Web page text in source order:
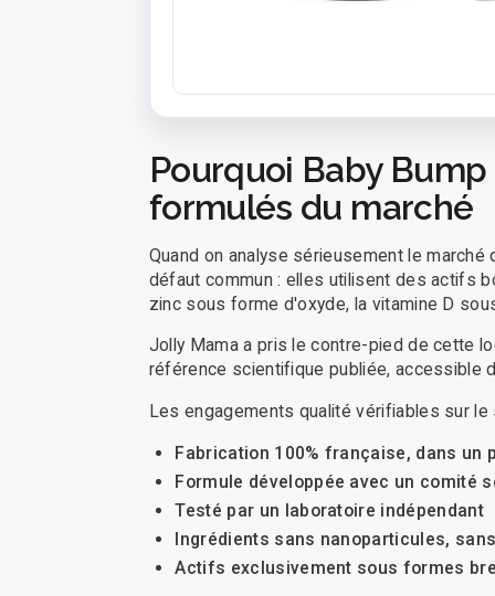
Pourquoi Baby
formulés du marché
Quand on analyse sérieusement le
défaut commun : elles utilisent des actifs
zinc sous forme d'oxyde, la vitamine D
Jolly Mama a pris le contre-pied de cette
référence scientifique publiée, accessible
Les engagements qualité vérifiables sur
Fabrication 100% française, dans un
Formule développée avec un comité
Testé par un laboratoire indépendant
Ingrédients sans nanoparticules,
Actifs exclusivement sous formes